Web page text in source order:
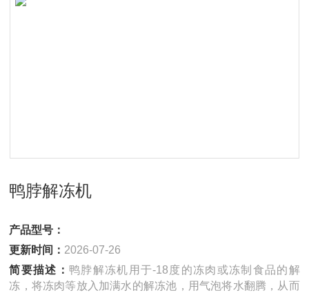
鸭脖解冻机
产品型号：
更新时间： 2026-07-26
简要描述： 鸭脖解冻机用于-18度的冻肉或冻制食品的解
冻，将冻肉等放入加满水的解冻池，用气泡将水翻腾，从而